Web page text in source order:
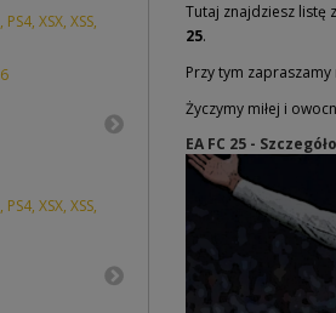
XSX, XSS,
XSX, XSS,
Tutaj znajdziesz listę
25.
Przy tym
Życzymy miłej i
EA FC 25 -